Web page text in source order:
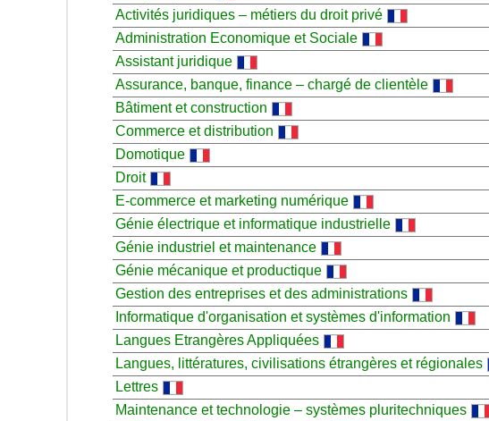
Activités juridiques – métiers du droit privé
Administration Economique et Sociale
Assistant juridique
Assurance, banque, finance – chargé de clientèle
Bâtiment et construction
Commerce et distribution
Domotique
Droit
E-commerce et marketing numérique
Génie électrique et informatique industrielle
Génie industriel et maintenance
Génie mécanique et productique
Gestion des entreprises et des administrations
Informatique d'organisation et systèmes d'information
Langues Etrangères Appliquées
Langues, littératures, civilisations étrangères et régionales
Lettres
Maintenance et technologie – systèmes pluritechniques